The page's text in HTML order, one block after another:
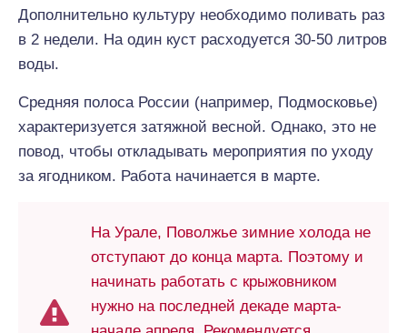
Дополнительно культуру необходимо поливать раз
в 2 недели. На один куст расходуется 30-50 литров
воды.
Средняя полоса России (например, Подмосковье)
характеризуется затяжной весной. Однако, это не
повод, чтобы откладывать мероприятия по уходу
за ягодником. Работа начинается в марте.
На Урале, Поволжье зимние холода не
отступают до конца марта. Поэтому и
начинать работать с крыжовником
нужно на последней декаде марта-